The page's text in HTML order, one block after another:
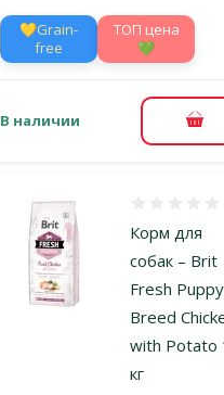
💛Grain-
free
TOП цена
💚
В наличии В
Корм для
собак – Brit
Fresh
Breed
with Potato
кг